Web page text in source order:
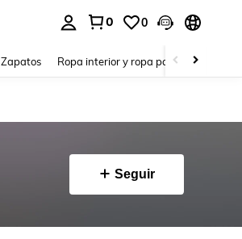
0 0
Zapatos Ropa interior y ropa para dormir
Seguir